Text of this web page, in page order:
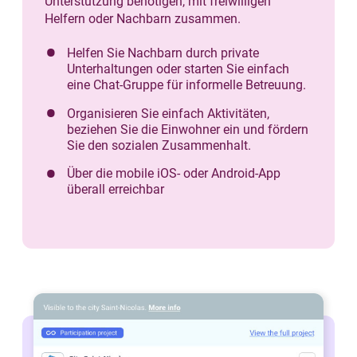
Helfern oder Nachbarn zusammen.
Helfen Sie Nachbarn durch private
Unterhaltungen oder starten Sie einfach
eine Chat-Gruppe für informelle Betreuung.
Organisieren Sie einfach Aktivitäten,
beziehen Sie die Einwohner ein und fördern
Sie den sozialen Zusammenhalt.
Über die mobile iOS- oder Android-App
überall erreichbar